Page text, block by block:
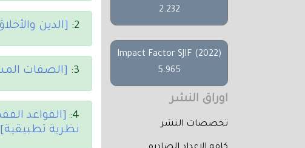
2.232
Impact Factor SJIF (2022)
5.965
اوراق النشر
تخصصات النشر
2: [الدين
3: [الصفات
4:
[القواعد
نظرية تطبيقية]